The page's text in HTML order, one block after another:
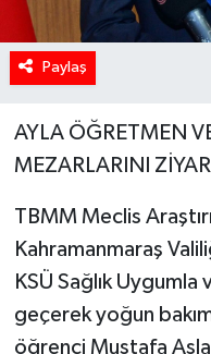
Paylaş
AYLA ÖĞRETMEN
MEZARLARINI
TBMM Meclis
Kahramanmaraş
KSÜ Sağlık
geçerek yoğun
öğrenci Mustafa